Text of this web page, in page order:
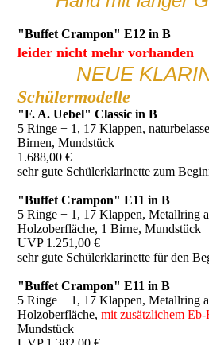
"Buffet Crampon" E12 in B
leider nicht mehr vorhanden
NEUE
Schülermodelle
"F. A. Uebel" Classic in B
5 Ringe + 1, 17 Klappen,
Birnen, Mundstück
1.688,00 €
sehr gute Schülerklarinette zum
"Buffet Crampon" E11 in B
5 Ringe + 1, 17 Klappen, Metallring
Holzoberfläche, 1 Birne, Mundstück
UVP 1.251,00 €
sehr gute Schülerklarinette für den
"Buffet Crampon" E11 in B
5 Ringe + 1, 17 Klappen, Metallring
Holzoberfläche,mit zusätzlichem Eb-
Mundstück